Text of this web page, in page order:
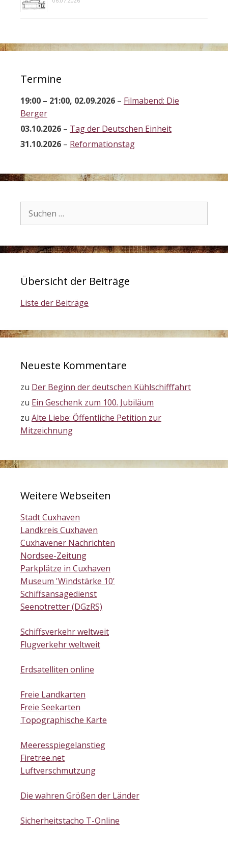
Termine
19:00 – 21:00, 02.09.2026 – Filmabend: Die
Berger
03.10.2026 – Tag der Deutschen Einheit
31.10.2026 – Reformationstag
nach:
Übersicht der Beiträge
Liste der Beiträge
Neueste Kommentare
zu Der Beginn der deutschen Kühlschifffahrt
zu Ein Geschenk zum 100. Jubiläum
zu Alte Liebe: Öffentliche Petition zur
Mitzeichnung
Weitere Webseiten
Stadt Cuxhaven
Landkreis Cuxhaven
Cuxhavener Nachrichten
Nordsee-Zeitung
Parkplätze in Cuxhaven
Museum 'Windstärke 10'
Schiffsansagedienst
Seenotretter (DGzRS)
Schiffsverkehr weltweit
Flugverkehr weltweit
Erdsatelliten online
Freie Landkarten
Freie Seekarten
Topographische Karte
Meeresspiegelanstieg
Firetree.net
Luftverschmutzung
Die wahren Größen der Länder
Sicherheitstacho T-Online